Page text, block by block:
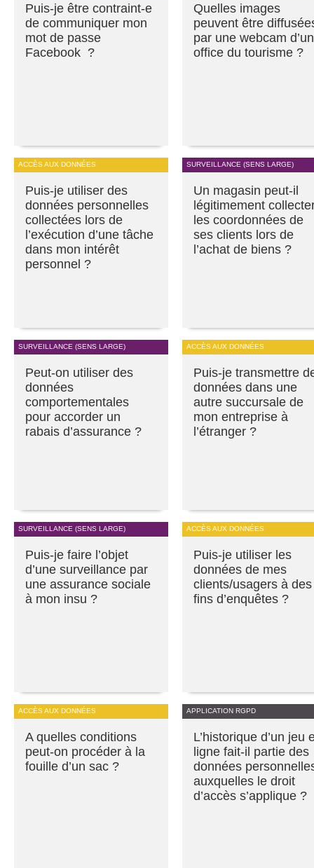
Puis-je être contraint-e
de communiquer mon
mot de passe
Facebook ?
Quelles images
peuvent être
par une webcam d’un
office du tourisme ?
ACCÈS AUX DONNÉES
Puis-je utiliser des
données personnelles
collectées lors de
l’exécution d’une tâche
dans mon intérêt
personnel ?
SURVEILLANCE (SENS LARGE)
Un magasin peut-il
légitimement
les coordonnées de
ses clients lors de
l’achat de biens ?
SURVEILLANCE (SENS LARGE)
Peut-on utiliser des
données
comportementales
pour accorder un
rabais d’assurance ?
ACCÈS AUX DONNÉES
Puis-je transmettre
données dans une
autre succursale de
mon entreprise à
l’étranger ?
SURVEILLANCE (SENS LARGE)
Puis-je faire l’objet
d’une surveillance par
une assurance sociale
à mon insu ?
ACCÈS AUX DONNÉES
Puis-je utiliser les
données de mes
clients/usagers à des
fins d’enquêtes ?
ACCÈS AUX DONNÉES
A quelles conditions
peut-on procéder à la
fouille d’un sac ?
APPLICATION RGPD
L’historique d’un jeu
ligne fait-il partie des
données
auxquelles le droit
d’accès s’applique ?